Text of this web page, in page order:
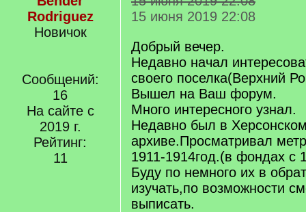
Rodriguez
Новичок
Сообщений:
16
На сайте с
2019 г.
Рейтинг:
11
15 июня 2019 22:08
Добрый вечер.
Недавно начал
своего поселка(Верхний
Вышел на Ваш форум.
Много интересного узнал.
Недавно был в
архиве.Просматривал
1911-1914год.(в фондах с
Буду по немного их в
изучать,по возможности
выписать.